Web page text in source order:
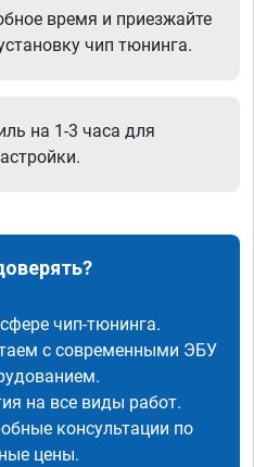
время и приезжайте
чип тюнинга.
на 1-3 часа для
чип-тюнинга.
с современными ЭБУ
на все виды работ.
консультации по
цены.